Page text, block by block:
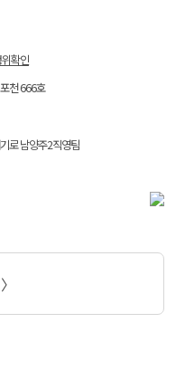
확인
천 666호
로 남양주2직영팀